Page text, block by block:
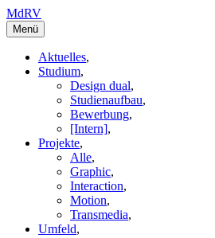
MdRV
Menü
Aktuelles,
Studium,
Design dual,
Studienaufbau,
Bewerbung,
[Intern],
Projekte,
Alle,
Graphic,
Interaction,
Motion,
Transmedia,
Umfeld,